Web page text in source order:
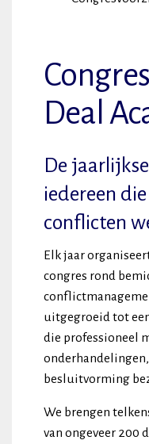
Deal
De
iedereen
conflicten
Elk jaar
congres rond
uitgegroeid tot
die professioneel
besluitvorming
We brengen
van ongeveer 200